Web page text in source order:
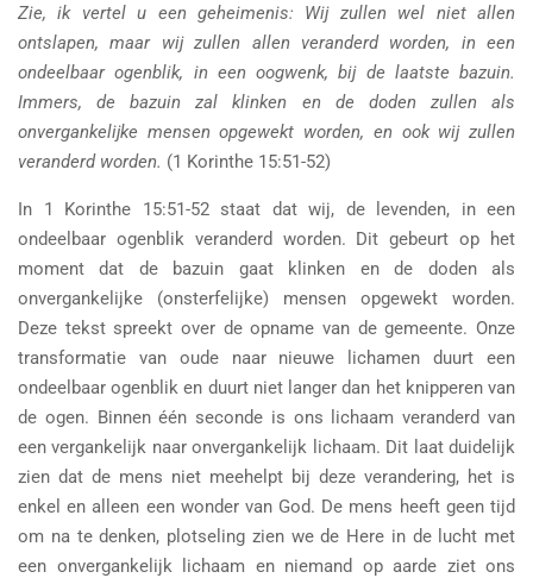
Zie, ik vertel u een geheimenis: Wij zullen wel niet allen
ontslapen, maar wij zullen allen veranderd worden, in een
ondeelbaar ogenblik, in een oogwenk, bij de laatste bazuin.
Immers, de bazuin zal klinken en de doden zullen als
onvergankelijke mensen opgewekt worden, en ook wij zullen
veranderd worden. (1 Korinthe 15:51-52)
In 1 Korinthe 15:51-52 staat dat wij, de levenden, in een
ondeelbaar ogenblik veranderd worden. Dit gebeurt op het
moment dat de bazuin gaat klinken en de doden als
onvergankelijke (onsterfelijke) mensen opgewekt worden.
Deze tekst spreekt over de opname van de gemeente. Onze
transformatie van oude naar nieuwe lichamen duurt een
ondeelbaar ogenblik en duurt niet langer dan het knipperen van
de ogen. Binnen één seconde is ons lichaam veranderd van
een vergankelijk naar onvergankelijk lichaam. Dit laat duidelijk
zien dat de mens niet meehelpt bij deze verandering, het is
enkel en alleen een wonder van God. De mens heeft geen tijd
om na te denken, plotseling zien we de Here in de lucht met
een onvergankelijk lichaam en niemand op aarde ziet ons